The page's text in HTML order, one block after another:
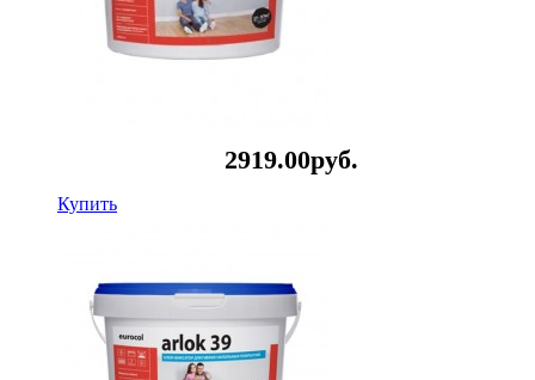
2919.00руб.
Купить